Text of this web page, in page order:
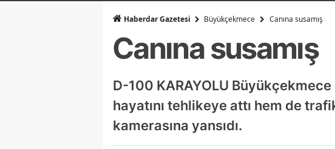
Haberdar Gazetesi Büyükçekmece Canına susamış
Canına susamış
D-100 KARAYOLU
hayatını tehlikeye attı hem de
kamerasına yansıdı.